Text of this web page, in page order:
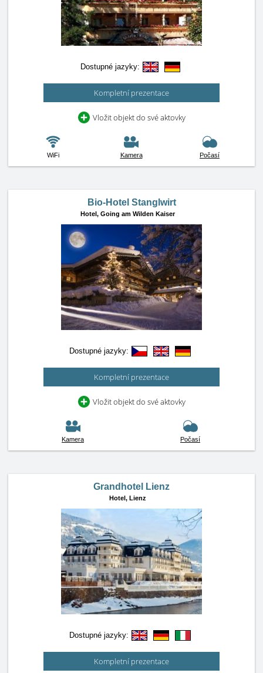
Dostupné jazyky:
Kompletní prezentace
Vložit objekt do své aktovky
WiFi Kamera Počasí
Bio-Hotel Stanglwirt
Hotel, Going am Wilden Kaiser
Dostupné jazyky:
Kompletní prezentace
Vložit objekt do své aktovky
Kamera Počasí
Grandhotel Lienz
Hotel, Lienz
Dostupné jazyky:
Kompletní prezentace